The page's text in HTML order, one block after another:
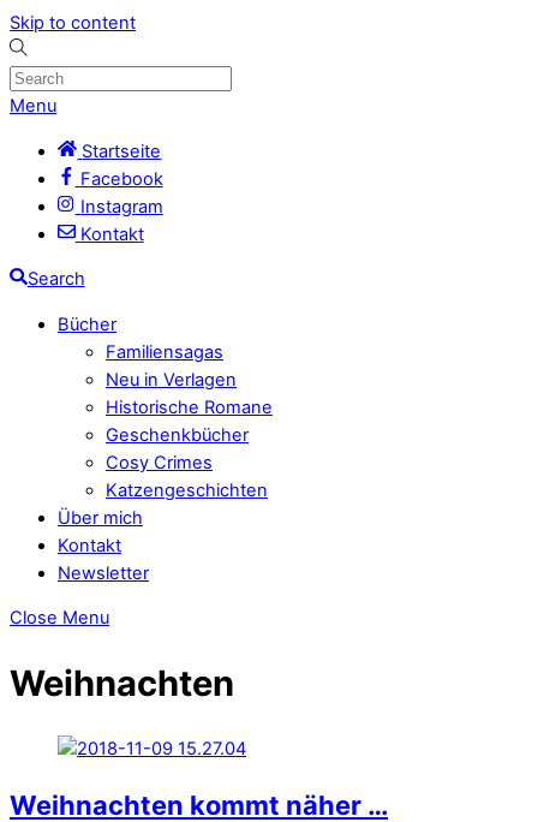
Skip to content
Menu
Startseite
Facebook
Instagram
Kontakt
Search
Bücher
Familiensagas
Neu in Verlagen
Historische Romane
Geschenkbücher
Cosy Crimes
Katzengeschichten
Über mich
Kontakt
Newsletter
Close Menu
Weihnachten
Weihnachten kommt näher …